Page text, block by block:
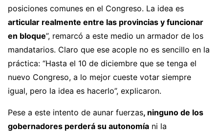
posiciones comunes en el Congreso. La idea es
articular realmente entre las provincias y funcionar
en bloque”, remarcó a este medio un armador de los
mandatarios. Claro que ese acople no es sencillo en la
práctica: “Hasta el 10 de diciembre que se tenga el
nuevo Congreso, a lo mejor cueste votar siempre
igual, pero la idea es hacerlo”, explicaron.
Pese a este intento de aunar fuerzas, ninguno de los
gobernadores perderá su autonomía ni la